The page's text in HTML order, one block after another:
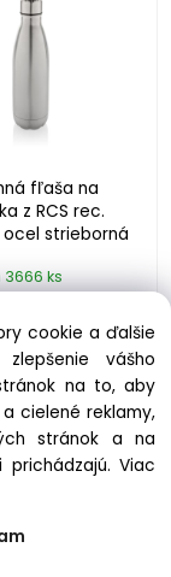
fľaša na
z RCS rec.
strieborná
ks
cookie a ďalšie
vášho
na to, aby
cielené reklamy,
stránok a na
prichádzajú.Viac